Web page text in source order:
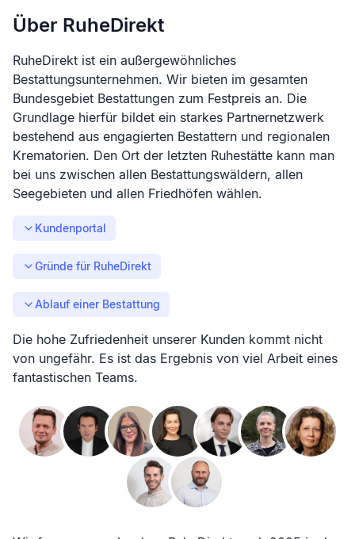
Über RuheDirekt
RuheDirekt ist ein außergewöhnliches
Bestattungsunternehmen. Wir bieten im gesamten
Bundesgebiet Bestattungen zum Festpreis an. Die
Grundlage hierfür bildet ein starkes Partnernetzwerk
bestehend aus engagierten Bestattern und regionalen
Krematorien. Den Ort der letzten Ruhestätte kann man
bei uns zwischen allen Bestattungswäldern, allen
Seegebieten und allen Friedhöfen wählen.
Kundenportal
Gründe für RuheDirekt
Ablauf einer Bestattung
Die hohe Zufriedenheit unserer Kunden kommt nicht
von ungefähr. Es ist das Ergebnis von viel Arbeit eines
fantastischen Teams.